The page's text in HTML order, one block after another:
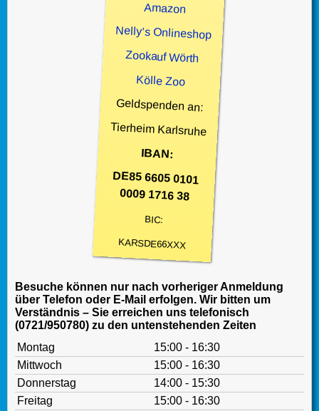
Amazon
Nelly’s Onlineshop
Zookauf Wörth
Kölle Zoo
Geldspenden an:
Tierheim Karlsruhe
IBAN:
DE85 6605 0101
0009 1716 38
BIC:
KARSDE66XXX
Besuche können nur nach vorheriger Anmeldung
über Telefon oder E-Mail erfolgen. Wir bitten um
Verständnis – Sie erreichen uns telefonisch
(0721/950780) zu den untenstehenden Zeiten
Montag
15:00 - 16:30
Mittwoch
15:00 - 16:30
Donnerstag
14:00 - 15:30
Freitag
15:00 - 16:30